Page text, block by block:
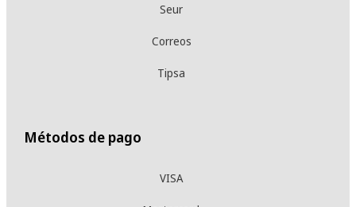
Seur
Correos
Tipsa
Métodos de pago
VISA